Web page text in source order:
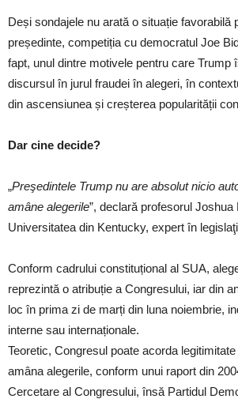
Deși sondajele nu arată o situație favorabilă
președinte, competiția cu democratul Joe
fapt, unul dintre motivele pentru care Trump
discursul în jurul fraudei în alegeri, în
din ascensiunea și creșterea popularității
Dar cine decide?
„Preşedintele Trump nu are absolut nicio
amâne alegerile”, declară profesorul Joshua
Universitatea din Kentucky, expert în
Conform cadrului constituțional al SUA,
reprezintă o atribuție a Congresului, iar din
loc în prima zi de marți din luna noiembrie,
interne sau internaționale.
Teoretic, Congresul poate acorda
amâna alegerile, conform unui raport din
Cercetare al Congresului, însă Partidul